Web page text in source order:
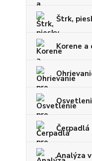
Štrk,
Korene a
Čerpadlá
Analýza